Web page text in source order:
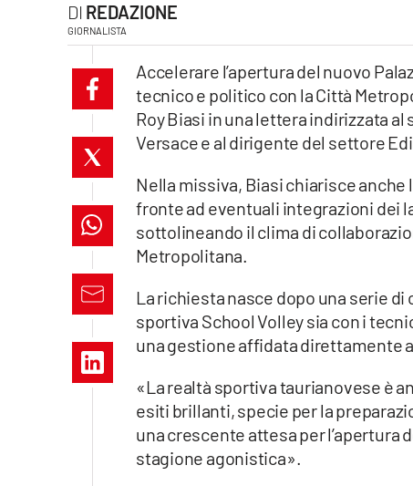
cosenzachannel.it
catanzarochannel.it
lacapitalenews.it
Vai
REDAZIONE
GIORNALISTA
Accelerare l’apertura del nuovo
tecnico e politico con la Città
Roy Biasi in una lettera indirizzata
Versace e al dirigente del settore
Nella missiva, Biasi chiarisce
fronte ad eventuali integrazioni dei
sottolineando il clima di
Metropolitana.
La richiesta nasce dopo una serie
sportiva School Volley sia con i
una gestione affidata direttamente
«La realtà sportiva taurianovese è
esiti brillanti, specie per la
una crescente attesa per l’apertura
stagione agonistica».